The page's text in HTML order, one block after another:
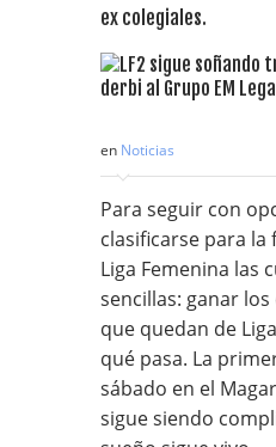
ex colegiales.
en Noticias
Para seguir con
clasificarse para la
Liga Femenina las
sencillas: ganar
que quedan de
qué pasa. La
sábado en el
sigue siendo